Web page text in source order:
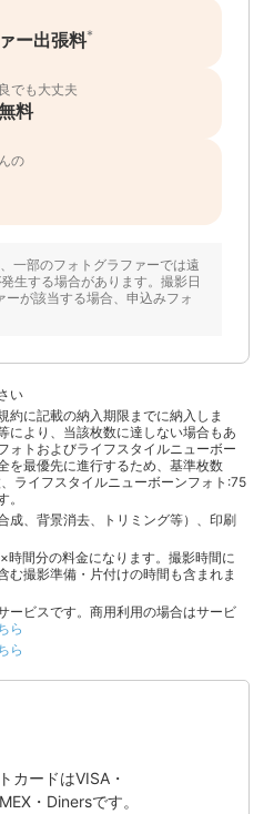
ー出張料*
でも大丈夫
料
の
一部のフォトグラファーでは遠
生する場合があります。撮影日
が該当する場合、申込みフォ
い
約に記載の納入期限までに納入しま
により、当該枚数に達しない場合もあ
ォトおよびライフスタイルニューボー
を最優先に進行するため、基準枚数
ライフスタイルニューボーンフォト:75
。
成、背景消去、トリミング等）、印刷
時間分の料金になります。撮影時間に
む撮影準備・片付けの時間も含まれま
ービスです。商用利用の場合はサービ
ら
ら
カードはVISA・
・Dinersです。